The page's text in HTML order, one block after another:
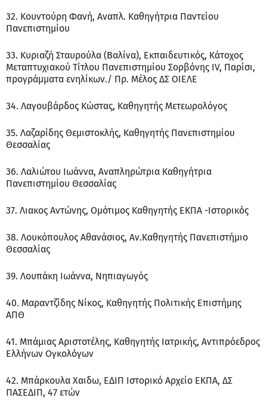
32. Κουντούρη Φανή, Αναπλ. Καθηγήτρια Παντείου
Πανεπιστημίου
33. Κυριαζή Σταυρούλα (Βαλίνα), Εκπαιδευτικός, Κάτοχος
Μεταπτυχιακού Τίτλου Πανεπιστημίου Σορβόνης ΙV, Παρίσι,
προγράμματα ενηλίκων./ Πρ. Μέλος ΔΣ ΟΙΕΛΕ
34. Λαγουβάρδος Κώστας, Καθηγητής Μετεωρολόγος
35. Λαζαρίδης Θεμιστοκλής, Καθηγητής Πανεπιστημίου
Θεσσαλίας
36. Λαλιώτου Ιωάννα, Αναπληρώτρια Καθηγήτρια
Πανεπιστημίου Θεσσαλίας
37. Λιακος Αντώνης, Ομότιμος Καθηγητής ΕΚΠΑ -Ιστορικός
38. Λουκόπουλος Αθανάσιος, Αν.Καθηγητής Πανεπιστήμιο
Θεσσαλίας
39. Λουπάκη Ιωάννα, Νηπιαγωγός
40. Μαραντζίδης Νίκος, Καθηγητής Πολιτικής Επιστήμης
ΑΠΘ
41. Μπάμιας Αριστοτέλης, Καθηγητής Ιατρικής, Αντιπρόεδρος
Ελλήνων Ογκολόγων
42. Μπάρκουλα Χαιδω, ΕΔΙΠ Ιστορικό Αρχείο ΕΚΠΑ, ΔΣ
ΠΑΣΕΔΙΠ, 47 ετών